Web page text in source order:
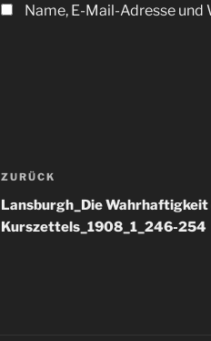
Name, E-Mail-Adresse
Beitragsnavigation
Vorheriger
Beitrag
ZURÜCK
Lansburgh_Die Wahrhaftigkeit
Kurszettels_1908_1_246-254